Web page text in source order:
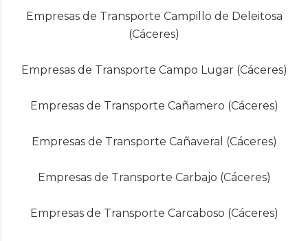
Empresas de Transporte Campillo de Deleitosa
(Cáceres)
Empresas de Transporte Campo Lugar (Cáceres)
Empresas de Transporte Cañamero (Cáceres)
Empresas de Transporte Cañaveral (Cáceres)
Empresas de Transporte Carbajo (Cáceres)
Empresas de Transporte Carcaboso (Cáceres)